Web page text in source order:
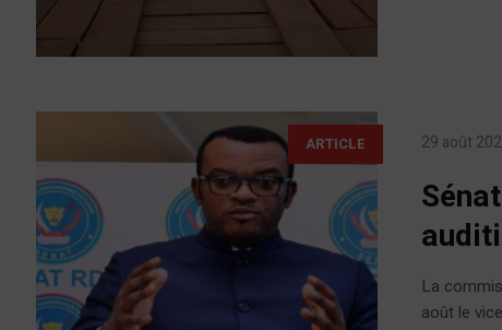
ARTICLE 29 août
La
août le